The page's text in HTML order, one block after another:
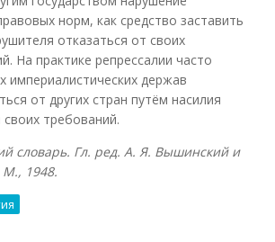
норм, как средство заставить
отказаться от своих
На практике репрессалии часто
империалистических держав
от других стран путём насилия
требований.
словарь. Гл. ред. А. Я. Вышинский и
М., 1948.